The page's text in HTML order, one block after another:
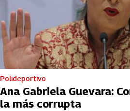
Polideportivo
Ana Gabriela Guevara:
la más corrupta